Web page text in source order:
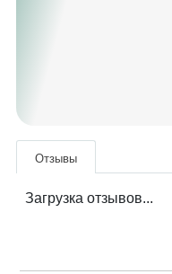
Отзывы
Загрузка отзывов...